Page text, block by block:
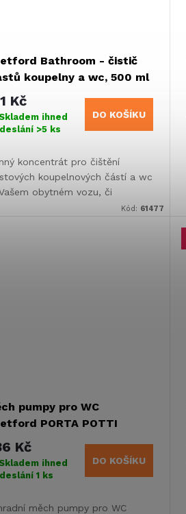
Bathroom - čistič
koupelny a wc, 500 ml
Kč
ihned
>5 ks
DO KOŠÍKU
koncentrát pro čištění
koupelnových částí a wc
obytném vozu, či
Kód: 61477
pumpy pro WC
PORTA POTTI
Kč
Skladem ihned
1 ks
DO KOŠÍKU
měch pumpy pro WC